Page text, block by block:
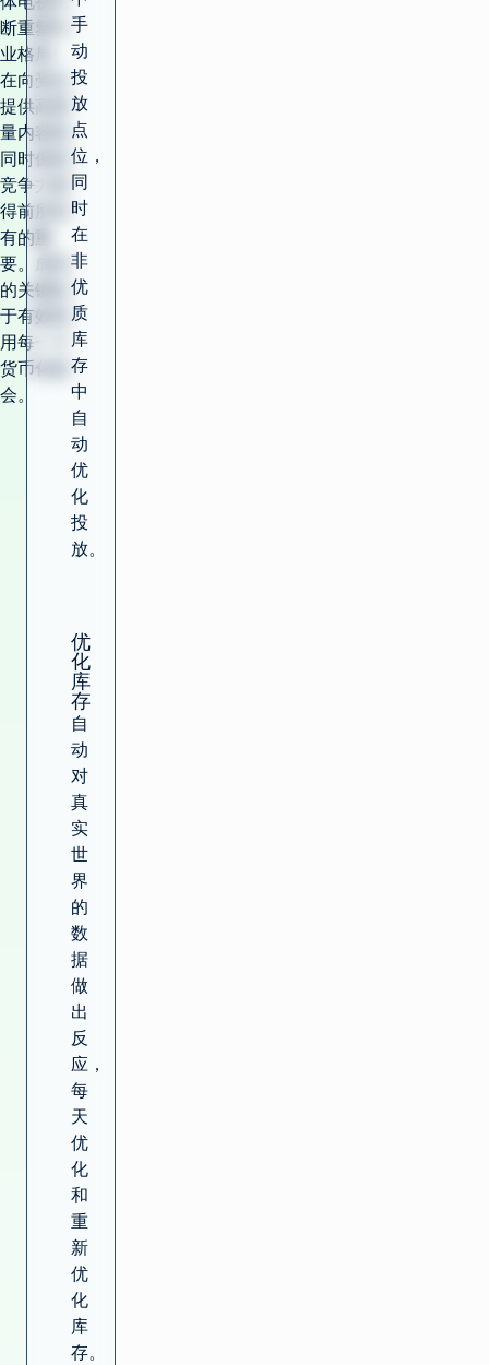
断重塑行
业格局，
在向受众
提供高质
量内容的
同时保持
竞争力变
得前所未
有的重
要。成功
的关键在
于有效利
用每一个
货币化机
会。
手
动
投
放
点
位，
同
时
在
非
优
质
库
存
中
自
动
优
化
投
放。
优
化
库
存
自
动
对
真
实
世
界
的
数
据
做
出
反
应，
每
天
优
化
和
重
新
优
化
库
存。